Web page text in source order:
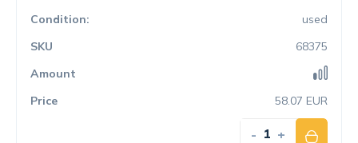
used
68375
58.07 EUR
- +